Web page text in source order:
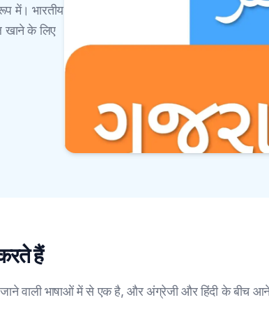
में। भारतीय
खाने के लिए
हैं
वाली भाषाओं में से एक है, और अंग्रेजी और हिंदी के बीच